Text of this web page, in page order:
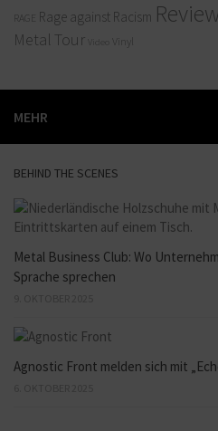
RAGE Rage against Racism
Metal Tour Video Vinyl
MEHR
BEHIND THE SCENES
Metal Business Club: Wo
Sprache sprechen
Agnostic Front melden sich mit